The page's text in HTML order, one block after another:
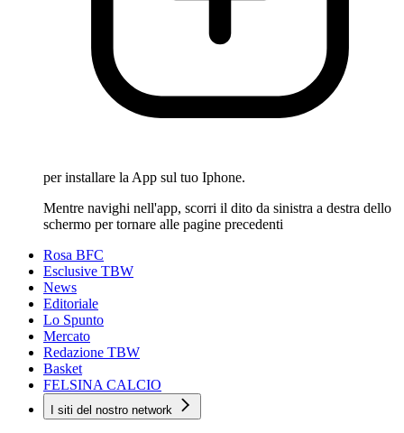
per installare la App sul tuo Iphone.
Mentre navighi nell'app, scorri il dito da sinistra a destra dello
schermo per tornare alle pagine precedenti
Rosa BFC
Esclusive TBW
News
Editoriale
Lo Spunto
Mercato
Redazione TBW
Basket
FELSINA CALCIO
I siti del nostro network